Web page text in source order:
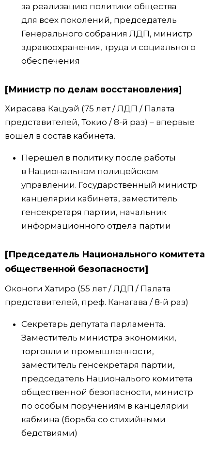
за реализацию политики общества
для всех поколений, председатель
Генерального собрания ЛДП, министр
здравоохранения, труда и социального
обеспечения
[Министр по делам восстановления]
Хирасава Кацуэй (75 лет / ЛДП / Палата
представителей, Токио / 8-й раз) – впервые
вошел в состав кабинета.
Перешел в политику после работы
в Национальном полицейском
управлении. Государственный министр
канцелярии кабинета, заместитель
генсекретаря партии, начальник
информационного отдела партии
[Председатель Национального комитета
общественной безопасности]
Оконоги Хатиро (55 лет / ЛДП / Палата
представителей, преф. Канагава / 8-й раз)
Секретарь депутата парламента.
Заместитель министра экономики,
торговли и промышленности,
заместитель генсекретаря партии,
председатель Националього комитета
общественной безопасности, министр
по особым поручениям в канцелярии
кабмина (борьба со стихийными
бедствиями)